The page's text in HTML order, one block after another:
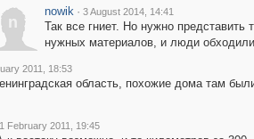
n
nowik · 3 August 2014, 14:41
Так все гниет. Но нужно
нужных материалов, и люди
2011, 18:53
область, похожие дома там
February 2011, 19:45